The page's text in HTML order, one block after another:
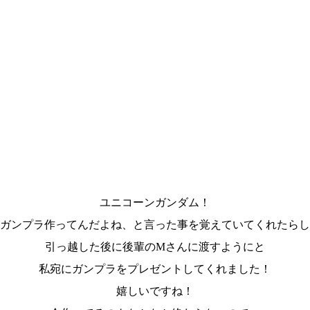
ユニコーンガンダム！
ンプラ作ってんだよね、と言った事を覚えていてくれたら
引っ越した後に後輩のMさんに渡すようにと
私宛にガンプラをプレゼントしてくれました！
嬉しいですね！